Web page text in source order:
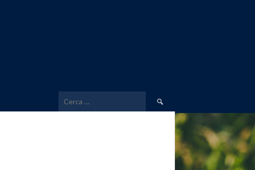
Ricerca
per: